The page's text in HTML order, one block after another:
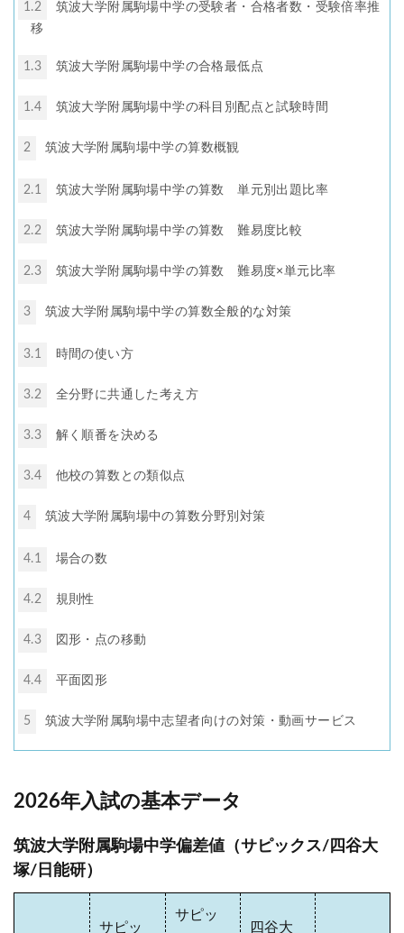
1.2
筑波大学附属駒場中学の受験者・合格者数・受験倍率推
移
1.3 筑波大学附属駒場中学の合格最低点
1.4 筑波大学附属駒場中学の科目別配点と試験時間
2 筑波大学附属駒場中学の算数概観
2.1 筑波大学附属駒場中学の算数 単元別出題比率
2.2 筑波大学附属駒場中学の算数 難易度比較
2.3 筑波大学附属駒場中学の算数 難易度×単元比率
3 筑波大学附属駒場中学の算数全般的な対策
3.1 時間の使い方
3.2 全分野に共通した考え方
3.3 解く順番を決める
3.4 他校の算数との類似点
4 筑波大学附属駒場中の算数分野別対策
4.1 場合の数
4.2 規則性
4.3 図形・点の移動
4.4 平面図形
5 筑波大学附属駒場中志望者向けの対策・動画サービス
2026年入試の基本データ
筑波大学附属駒場中学偏差値（サピックス/四谷大
塚/日能研）
サピッ
サピッ
四谷大